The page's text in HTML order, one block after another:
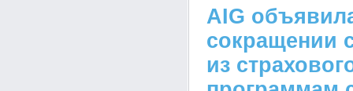
AIG
сокращении
из